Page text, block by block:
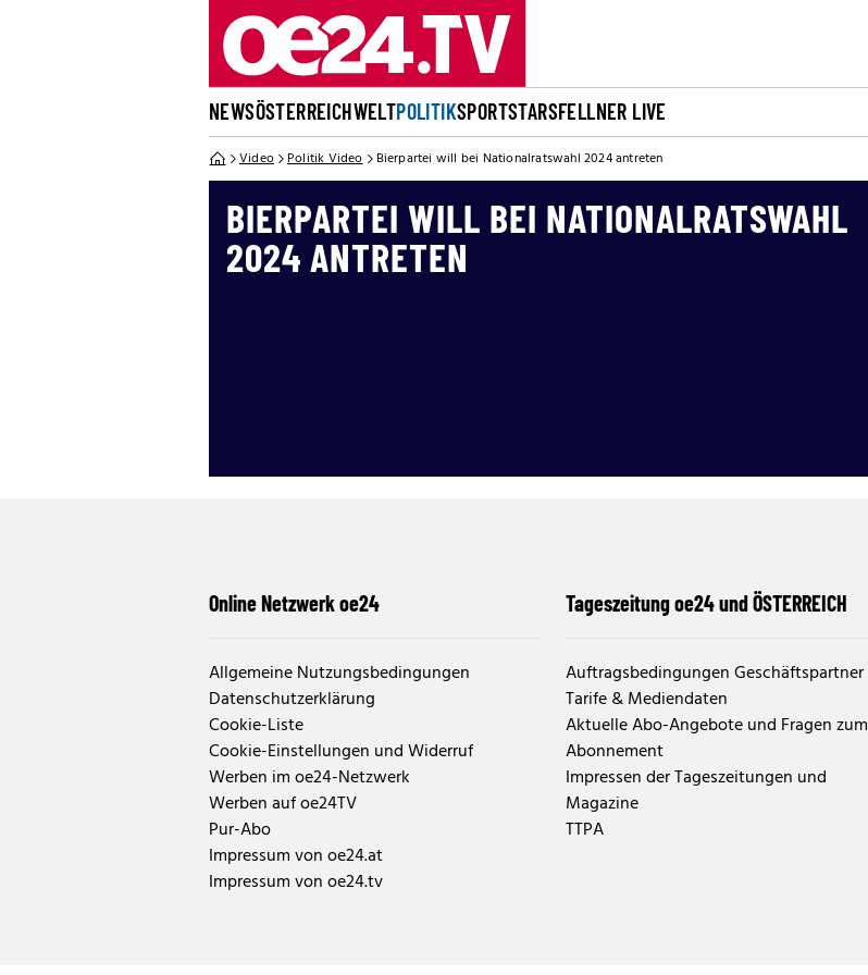
NEWSÖSTERREICHWELTPOLITIKSPORTSTARSFELLNER LIVE
Video Politik Video Bierpartei will bei Nationalratswahl 2024 antreten
BIERPARTEI WILL BEI NATIONALRATSWAHL
2024 ANTRETEN
Online Netzwerk oe24
Allgemeine Nutzungsbedingungen
Datenschutzerklärung
Cookie-Liste
Cookie-Einstellungen und Widerruf
Werben im oe24-Netzwerk
Werben auf oe24TV
Pur-Abo
Impressum von oe24.at
Impressum von oe24.tv
Tageszeitung oe24 und ÖSTERREICH
Auftragsbedingungen Geschäftspartner
Tarife & Mediendaten
Aktuelle Abo-Angebote und Fragen zum
Abonnement
Impressen der Tageszeitungen und
Magazine
TTPA